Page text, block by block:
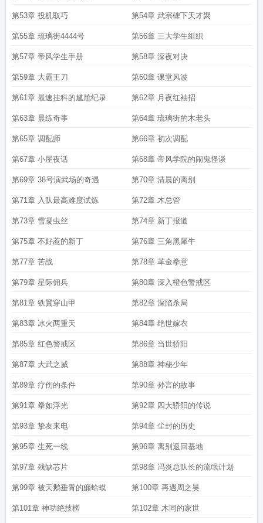
第53章 投机取巧 第54章 武宗碑下天才聚
第55章 琉璃街4444号 第56章 三大学生组织
第57章 帝风学生手册 第58章 深夜对决
第59章 大霸王刀 第60章 课堂风波
第61章 最速挂科的尴尬纪录 第62章 月夜红袖招
第63章 晨练奇事 第64章 琉璃街的木老头
第65章 调配师 第66章 初次调配
第67章 小屋夜话 第68章 帝风学院的闹鬼怪谈
第69章 38号演武场的奇遇 第70章 清晨的离别
第71章 入队最高难度试炼 第72章 木总管
第73章 雪凝虫丝 第74章 新丁报道
第75章 不好惹的新丁 第76章 三角黑犀牛
第77章 苦战 第78章 革金拳意
第79章 星际佣兵 第80章 深入橙色警戒区
第81章 铁翼穿山甲 第82章 深陷杀局
第83章 冰火两重天 第84章 绝世嫁衣
第85章 红色警戒区 第86章 当世骄阳
第87章 大武之威 第88章 神秘少年
第89章 疗伤的条件 第90章 孙言的故事
第91章 拳如浮光 第92章 四大骄阳的传说
第93章 挚友来电 第94章 尘封的历史
第95章 生死一线 第96章 离别返回基地
第97章 残缺芯片 第98章 冯炎总队长的流氓计划
第99章 被天鹅垂青的癞蛤蟆 第100章 再遇周之昊
第101章 神功绝技榜 第102章 木同的家世